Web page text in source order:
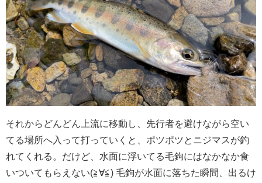
それからどんどん上流に移動し、先行者を避けながら空い
てる場所へ入って打っていくと、ポツポツとニジマスが釣
れてくれる。だけど、水面に浮いてる毛鉤にはなかなか食
いついてもらえない(≧∀≦) 毛鉤が水面に落ちた瞬間、出るけ